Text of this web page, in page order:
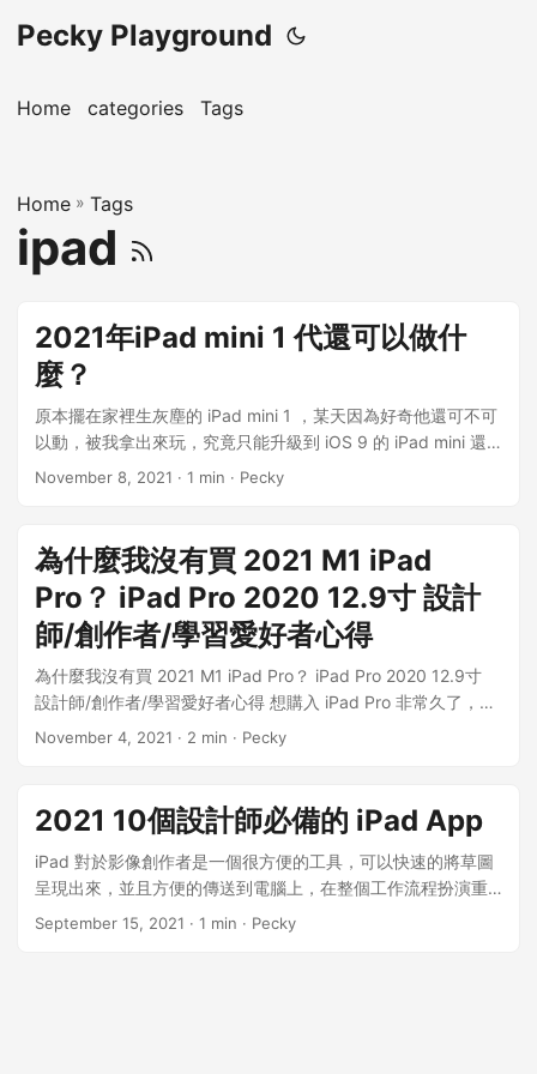
Pecky Playground
Home categories Tags
Home » Tags
ipad
2021年iPad mini 1 代還可以做什
麼？
原本擺在家裡生灰塵的 iPad mini 1 ，某天因為好奇他還可不可
以動，被我拿出來玩，究竟只能升級到 iOS 9 的 iPad mini 還
可以做什麼呢？ 最近在 YouTube 的自動推薦下，看到居然還有
number checked 後來仔細想想可能是發展中國家，購買新款
iPad 負擔不起，且之前疫情的關係，需要一台 iPad 來上線上
課程（視訊），才會有人在這個時間點購買如此舊款的產品。
說到這邊你可能已經很驚訝的發現這台 iPad mini 竟然還可以視
訊！？ 真的可以喔！我到現在還可以下載到 Zoom ，並且可以
開啟使用，雖然我現在沒有這個需求，還是覺得很神奇！ 現在
來看看他還可以做什麼事吧！ 閱讀 我一直有閱讀電子書的習
慣，雖然已經有 iPad 2018 和 iPad pro 2020 ，但 iPad mini
Store會下載舊版的相容性版本）、hyread 3 、Google play 圖
書。 基本上這已經是所有我有在使用的閱讀 App 了！...
November 8, 2021 · 1 min · Pecky
為什麼我沒有買 2021 M1 iPad
Pro？ iPad Pro 2020 12.9寸 設計
師/創作者/學習愛好者心得
為什麼我沒有買 2021 M1 iPad Pro？ iPad Pro 2020 12.9寸
設計師/創作者/學習愛好者心得 想購入 iPad Pro 非常久了，尤
其是 2018 年 Apple 更新了 iPad Pro 的外觀和超級好用的
Pencil 一代的 iPad 2018對我來說就夠了。 經過3年，在我購
入 M1 晶片的 Mac mini 之後，Apple竟發表了M1 晶片的 iPad
Pro！一直很好奇螢幕刷新率 120 Hz 究竟寫起來怎麼樣，還有
Apple Pencil 2 究竟好不好用（其實我光看可以磁吸充電就香
到一個不行，一代的充電方式即使充電很快，還是讓我很怕會
弄斷他的充電頭。），而且我好想要 Procreate 的圖層可以多
November 4, 2021 · 2 min · Pecky
2021 10個設計師必備的 iPad App
iPad 對於影像創作者是一個很方便的工具，可以快速的將草圖
呈現出來，並且方便的傳送到電腦上，在整個工作流程扮演重
要角色。 我目前擁有的 iPad 是 iPad 2018 ，算是入門級機
September 15, 2021 · 1 min · Pecky